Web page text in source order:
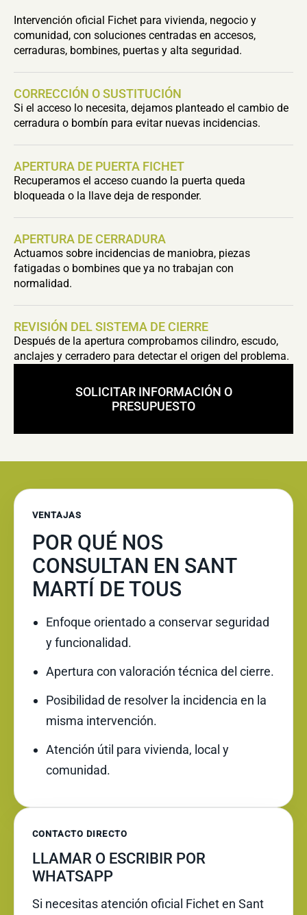
Intervención oficial Fichet para vivienda, negocio y
comunidad, con soluciones centradas en accesos,
cerraduras, bombines, puertas y alta seguridad.
CORRECCIÓN O SUSTITUCIÓN
Si el acceso lo necesita, dejamos planteado el cambio de
cerradura o bombín para evitar nuevas incidencias.
APERTURA DE PUERTA FICHET
Recuperamos el acceso cuando la puerta queda
bloqueada o la llave deja de responder.
APERTURA DE CERRADURA
Actuamos sobre incidencias de maniobra, piezas
fatigadas o bombines que ya no trabajan con
normalidad.
REVISIÓN DEL SISTEMA DE CIERRE
Después de la apertura comprobamos cilindro, escudo,
anclajes y cerradero para detectar el origen del problema.
SOLICITAR INFORMACIÓN O
PRESUPUESTO
VENTAJAS
POR QUÉ NOS
CONSULTAN EN SANT
MARTÍ DE TOUS
Enfoque orientado a conservar seguridad
y funcionalidad.
Apertura con valoración técnica del cierre.
Posibilidad de resolver la incidencia en la
misma intervención.
Atención útil para vivienda, local y
comunidad.
CONTACTO DIRECTO
LLAMAR O ESCRIBIR POR
WHATSAPP
Si necesitas atención oficial Fichet en Sant